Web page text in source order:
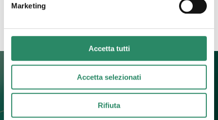
Marketing
Accetta tutti
Accetta selezionati
Rifiuta
Leggi tutto
+39 392 0247774